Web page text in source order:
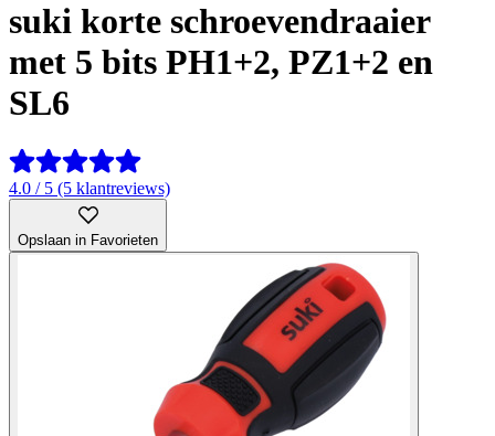
suki korte schroevendraaier
met 5 bits PH1+2, PZ1+2 en
SL6
4.0 / 5 (5 klantreviews)
Opslaan in Favorieten